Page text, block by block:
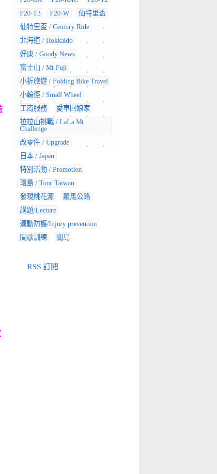
F20-T3
F20-W
仙特里盃
仙特里盃 / Century Ride
北海道 / Hokkaido
好康 / Goody News
富士山 / Mt Fuji
小折旅遊 / Folding Bike Travel
小輪徑 / Small Wheel
工商服務
愛車回娘家
拉拉山挑戰 / LaLa Mt
Challenge
改零件 / Upgrade
日本 / Japan
特別活動 / Promotion
環島 / Tour Taiwan
發現桃花源
羅馬公路
講題/Lecture
運動防護/Injury prevention
間歇訓練
關島
RSS 訂閱